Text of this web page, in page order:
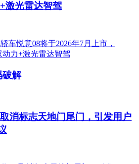
激光雷达智驾
破解
消标志天地门尾门，引发用户